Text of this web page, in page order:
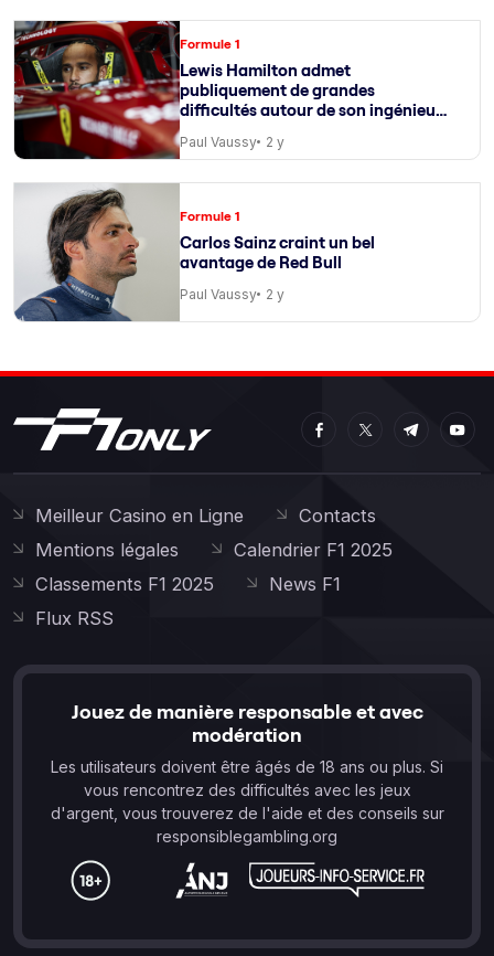
Formule 1
Lewis Hamilton admet
publiquement de grandes
difficultés autour de son ingénieur
Paul Vaussy 2 y
Formule 1
Carlos Sainz craint un bel
avantage de Red Bull
Paul Vaussy 2 y
Meilleur Casino en Ligne
Contacts
Mentions légales
Calendrier F1 2025
Classements F1 2025
News F1
Flux RSS
Jouez de manière responsable et avec
modération
Les utilisateurs doivent être âgés de 18 ans ou plus. Si
vous rencontrez des difficultés avec les jeux
d'argent, vous trouverez de l'aide et des conseils sur
responsiblegambling.org